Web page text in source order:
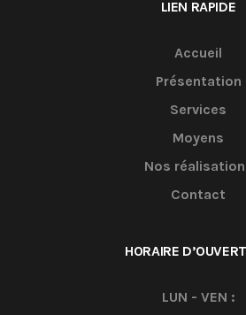
LIEN RAPIDE
Accueil
Présentation
Services
Moyens
Nos
Contact
HORAIRE
LUN - VEN :